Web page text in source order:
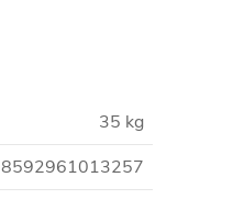
35 kg
8592961013257